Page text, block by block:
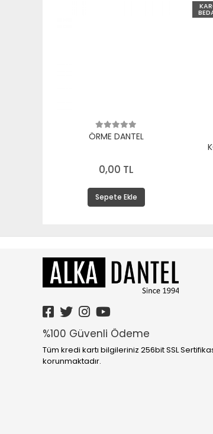
ÖRME DANTEL
0,00 TL
Sepete Ekle
%100 Güvenli Ödeme
Tüm kredi kartı bilgileriniz 256bit SSL
korunmaktadır.